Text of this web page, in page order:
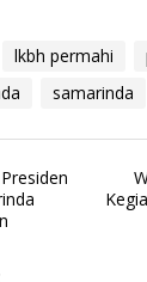
lkbh permahi
samarinda